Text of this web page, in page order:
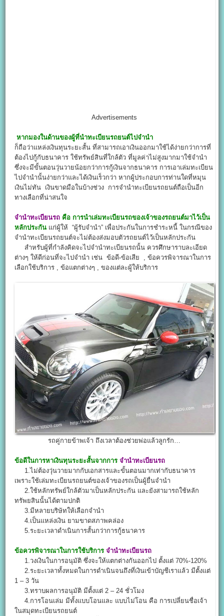
Advertisements
หากมองในด้านของผู้ที่นำทะเบียนรถยนต์ไปจำนำ
ก็ถือว่าแหล่งเงินทุนระยะสั้น ที่สามารถเอาเงินออกมาใช้ได้ง่ายกว่าการที่
ต้องไปกู้กับธนาคาร ใช้ทรัพย์สินที่ใกล้ตัว ที่มูลค่าไม่สูงมากมาใช้จำนำ
ซึ่งจะมีขั้นตอนวุ่นวายน้อยกว่าการกู้เงินจากธนาคาร การเอาเล่มทะเบียน
ไปจำนำนั้นง่ายกว่าและได้เงินเร็วกว่า หากผู้ประกอบการท่านใดที่หมุน
เงินไม่ทัน เงินขาดมือในบ้างช่วง การจำนำทะเบียนรถยนต์ถือเป็นอีก
ทางเลือกที่น่าสนใจ
จํานําทะเบียนรถ คือ การนำเล่มทะเบียนรถของเจ้าของรถยนต์มาไว้เป็น
หลักประกัน แก่ผู้ให้ “ผู้รับจำนำ” เพื่อประกันในการชำระหนี้ ในกรณีของ
จำนำทะเบียนรถยนต์จะไม่ต้องส่งมอบตัวรถยนต์ไว้เป็นหลักประกัน
สำหรับผู้ที่กำลังคิดจะไปจำนำทะเบียนรถนั้น ควรศึกษาราบละเอียด
ต่างๆ ให้ดีก่อนที่จะไปจำนำ เช่น ข้อดี-ข้อเสีย , ข้อควรพิจารณาในการ
เลือกใช้บริการ , ข้อแตกต่างๆ , ของแต่ละผู้ให้บริการ
รถคู่กายข้าพเจ้า ถึงเวลาต้องช่วยพ่อแล้วลูกรัก…
ข้อดีในการหาเงินทุนระยะสั้นจากการ จํานําทะเบียนรถ
1.ไม่ต้องวุ่นวายมากกับเอกสารและขั้นตอนมากเท่ากับธนาคาร
เพราะใช้เล่มทะเบียนรถยนต์ของเจ้าของรถเป็นผู้ยื่นจำนำ
2.ใช้หลักทรัพย์ใกล้ตัวมาเป็นหลักประกัน และยังสามารถใช้หลัก
ทรัพยสินนั้นได้ตามปกติ
3.มีหลายบริษัทให้เลือกจำนำ
4.เป็นแหล่งเงิน ยามขาดสภาพคล่อง
5.ระยะเวลาดำเนินการสั้นกว่าการกู้ธนาคาร
ข้อควรพิจารณาในการใช้บริการ จํานําทะเบียนรถ
1.วงเงินในการอนุมัติ ซึ่งจะให้แตกต่างกันออกไป ตั้งแต่ 70%-120%
2.ระยะเวลาทั้งหมดในการดำเนินจนถึงที่เงินเข้าบัญชีเราแล้ว มีตั้งแต่
1 – 3 วัน
3.ทราบผลการอนุมัติ มีตั้งแต่ 2 – 24 ชั่วโมง
4.การโอนเล่ม มีทั้งแบบโอนและ แบบไม่โอน คือ การเปลี่ยนชื่อเจ้า
ในสมุดทะเบียนรถยนต์